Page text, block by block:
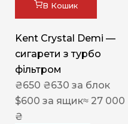
В Кошик
Kent Crystal Demi —
сигарети з турбо
фільтром
₴650 ₴630 за блок
$600 за ящик≈ 27 000
₴